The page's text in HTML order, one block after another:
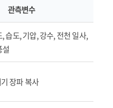
관측변수
습도, 기압, 강수, 전천 일사,
설
장파 복사